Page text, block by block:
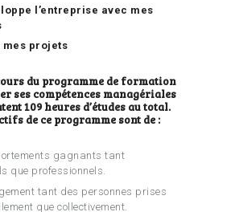
l’entreprise avec mes
mes projets
du programme de formation
ses compétences managériales
109 heures d’études au total.
de ce programme sont de :
gagnants tant
que professionnels.
tant des personnes prises
que collectivement.